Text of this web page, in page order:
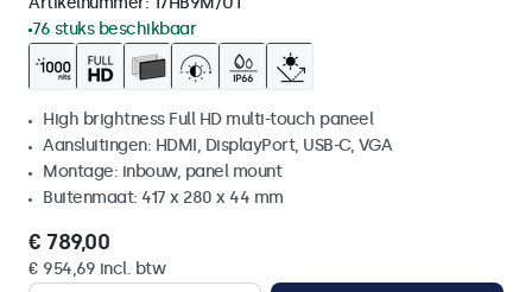
76 stuks beschikbaar
High brightness Full HD multi-touch paneel
Aansluitingen: HDMI, DisplayPort, USB-C, VGA
Montage: inbouw, panel mount
Buitenmaat: 417 x 280 x 44 mm
€ 789,00
€ 954,69 incl. btw